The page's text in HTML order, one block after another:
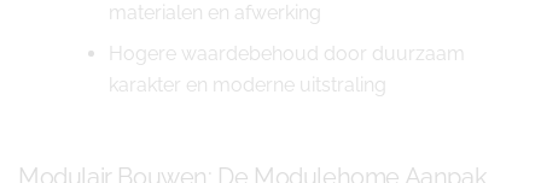
materialen en afwerking
Hogere waardebehoud door duurzaam
karakter en moderne uitstraling
Modulair Bouwen: De Modulehome Aanpak